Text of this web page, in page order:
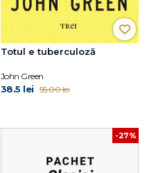
Totul e tuberculoză
John Green
38.5 lei 55.00 lei
-27%